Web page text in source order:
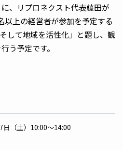
、リプロネクスト代表藤田が
以上の経営者が参加を予定する
して地域を活性化」と題し、観
う予定です。
日（土）10:00〜14:00